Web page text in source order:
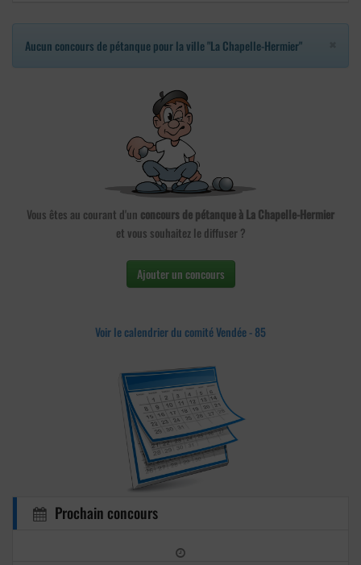
Aucun concours de pétanque pour la ville "La Chapelle-Hermier"
Vous êtes au courant d'un concours de pétanque à La Chapelle-Hermier
et vous souhaitez le diffuser ?
Ajouter un concours
Voir le calendrier du comité Vendée - 85
Prochain concours